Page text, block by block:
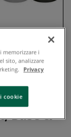
Base &
memorizzare i
sito, analizzare
Privacy
cookie